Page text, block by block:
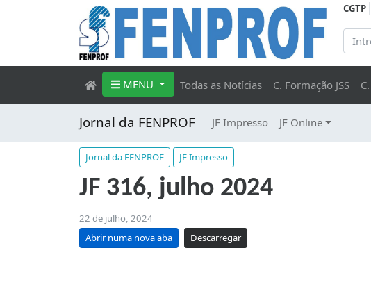
CGTP
MENU Todas as Notícias C. Formação JSS
Jornal da FENPROF JF Impresso JF Online
Jornal da FENPROF JF Impresso
JF 316, julho 2024
22 de julho, 2024
Abrir numa nova aba
Descarregar